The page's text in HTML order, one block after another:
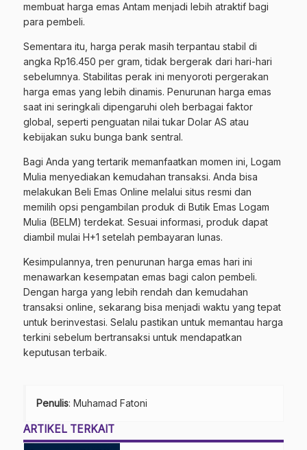
membuat harga emas Antam menjadi lebih atraktif bagi
para pembeli.
Sementara itu, harga perak masih terpantau stabil di
angka Rp16.450 per gram, tidak bergerak dari hari-hari
sebelumnya. Stabilitas perak ini menyoroti pergerakan
harga emas yang lebih dinamis. Penurunan harga emas
saat ini seringkali dipengaruhi oleh berbagai faktor
global, seperti penguatan nilai tukar Dolar AS atau
kebijakan suku bunga bank sentral.
Bagi Anda yang tertarik memanfaatkan momen ini, Logam
Mulia menyediakan kemudahan transaksi. Anda bisa
melakukan Beli Emas Online melalui situs resmi dan
memilih opsi pengambilan produk di Butik Emas Logam
Mulia (BELM) terdekat. Sesuai informasi, produk dapat
diambil mulai H+1 setelah pembayaran lunas.
Kesimpulannya, tren penurunan harga emas hari ini
menawarkan kesempatan emas bagi calon pembeli.
Dengan harga yang lebih rendah dan kemudahan
transaksi online, sekarang bisa menjadi waktu yang tepat
untuk berinvestasi. Selalu pastikan untuk memantau harga
terkini sebelum bertransaksi untuk mendapatkan
keputusan terbaik.
Penulis: Muhamad Fatoni
ARTIKEL TERKAIT